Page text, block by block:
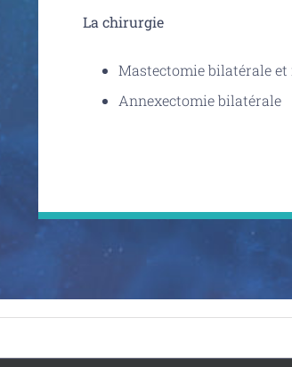
La chirurgie
Mastectomie bilatérale
Annexectomie bilatérale